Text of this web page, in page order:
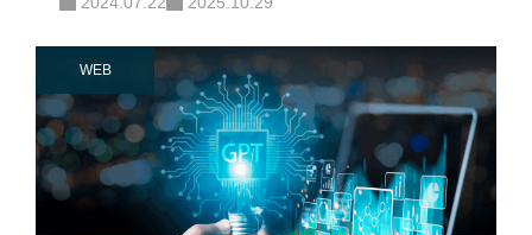
WEB